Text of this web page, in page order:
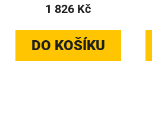
1 826 Kč
DO KOŠÍKU